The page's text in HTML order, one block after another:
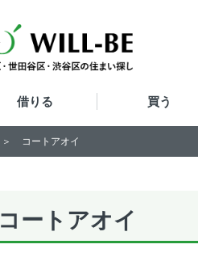
借りる 買う
コートアオイ
コートアオイ